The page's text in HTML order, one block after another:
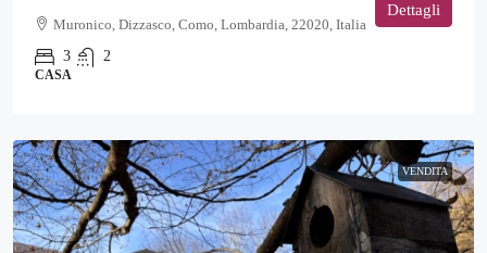
Muronico, Dizzasco, Como, Lombardia, 22020, Italia
3
2
CASA
Dettagli
VENDITA